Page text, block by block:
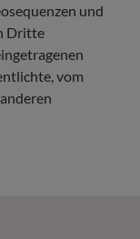
und
Dritte
vom